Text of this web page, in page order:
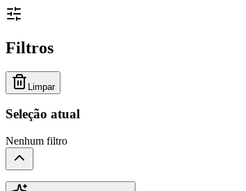
Filtros
Limpar
Seleção atual
Nenhum filtro